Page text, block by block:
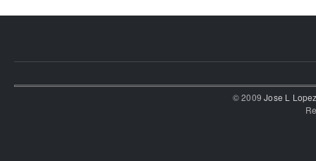
© 2009Jose L